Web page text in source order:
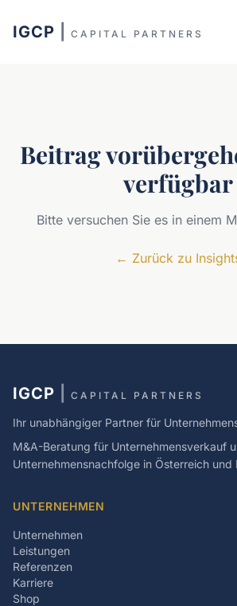
IGCP CAPITAL PARTNERS
Beitrag
verfügbar
Bitte versuchen Sie es in einem
← Zurück zu
IGCP CAPITAL PARTNERS
Ihr unabhängiger Partner für
M&A-Beratung für Unternehmensverkauf
Unternehmensnachfolge in Österreich und
UNTERNEHMEN
Unternehmen
Leistungen
Referenzen
Karriere
Shop